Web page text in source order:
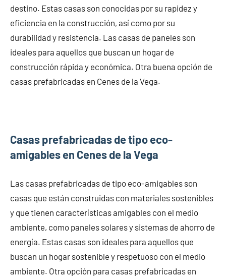
destino. Estas casas son conocidas por su rapidez y
eficiencia en la construcción, así como por su
durabilidad y resistencia. Las casas de paneles son
ideales para aquellos que buscan un hogar de
construcción rápida y económica. Otra buena opción de
casas prefabricadas en Cenes de la Vega.
Casas prefabricadas de tipo eco-
amigables en Cenes de la Vega
Las casas prefabricadas de tipo eco-amigables son
casas que están construidas con materiales sostenibles
y que tienen características amigables con el medio
ambiente, como paneles solares y sistemas de ahorro de
energía. Estas casas son ideales para aquellos que
buscan un hogar sostenible y respetuoso con el medio
ambiente. Otra opción para casas prefabricadas en